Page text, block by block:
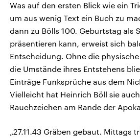
Was auf den ersten Blick wie ein
um aus wenig Text ein Buch zu
dann zu Bölls 100. Geburtstag als
präsentieren kann, erweist sich
Entscheidung. Ohne die
die Umstände ihres Entstehens
Einträge Funksprüche aus dem
Vielleicht hat Heinrich Böll sie
Rauchzeichen am Rande der
„27.11.43 Gräben gebaut. Mittags